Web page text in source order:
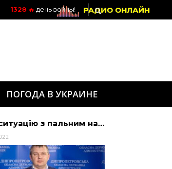
РАДИО ОНЛАЙН
1328 🔥день войны!
ПОГОДА В УКРАИНЕ
Про ситуацію з пальним на Дніпропетровщині сьогодні під час брифінгу розповів голова обласної ради Микола Лукашук